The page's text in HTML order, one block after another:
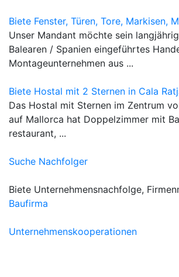
Biete Fenster, Türen, Tore, Markisen,
Unser Mandant möchte sein
Balearen / Spanien eingeführtes
Montageunternehmen aus ...
Biete Hostal mit 2 Sternen in Cala
Das Hostal mit Sternen im Zentrum
auf Mallorca hat Doppelzimmer mit
restaurant, ...
Suche Nachfolger
Biete Unternehmensnachfolge,
Baufirma
Unternehmenskooperationen